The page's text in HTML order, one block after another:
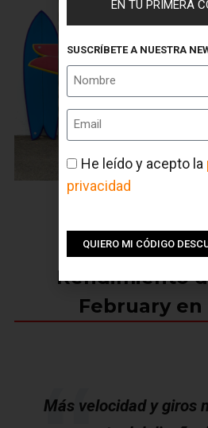
Rendimiento
February en
Más velocidad y giros
EN TU PRIMERA
SUSCRÍBETE A NUESTRA
He leído y acepto la
privacidad
QUIERO MI CÓDIGO